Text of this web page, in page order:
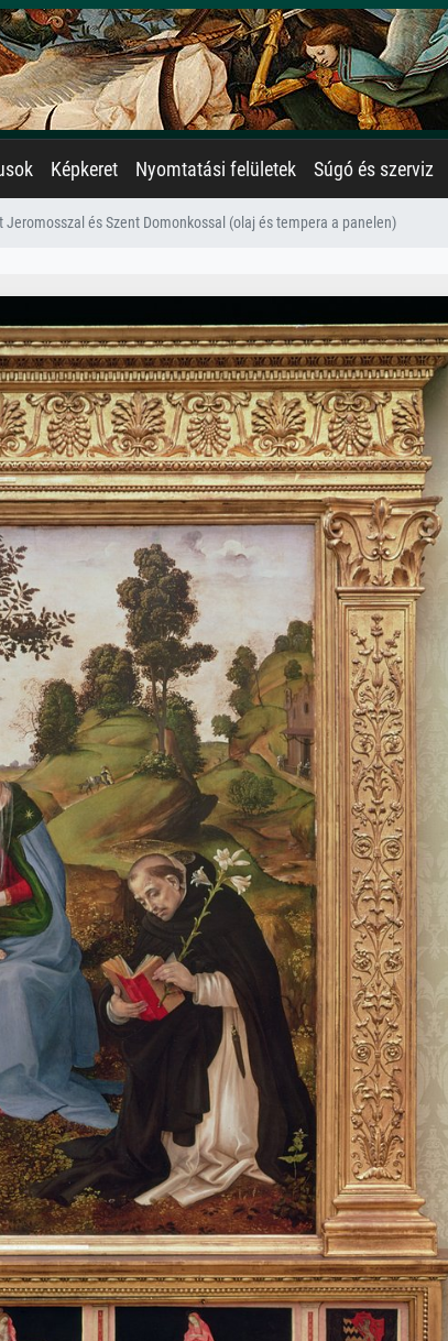
Képkeret Nyomtatási felületek Súgó és szerviz
Jeromosszal és Szent Domonkossal (olaj és tempera a panelen)